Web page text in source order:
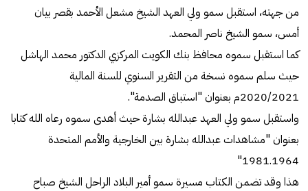
من جهته، استقبل سمو ولي العهد الشيخ مشعل الأحمد بقصر بيان
أمس، سمو الشيخ ناصر المحمد.
كما استقبل سموه محافظ بنك الكويت المركزي الدكتور محمد الهاشل
حيث سلم سموه نسخة من التقرير السنوي للسنة المالية
2020/2021م بعنوان "استباق الصدمة".
واستقبل سمو ولي العهد عبدالله بشارة حيث أهدى سموه رعاه الله كتابا
بعنوان "مشاهدات عبدالله بشارة بين الخارجية والأمم المتحدة
1981.1964"
هذا وقد تضمن الكتاب مسيرة سمو أمير البلاد الراحل الشيخ صباح